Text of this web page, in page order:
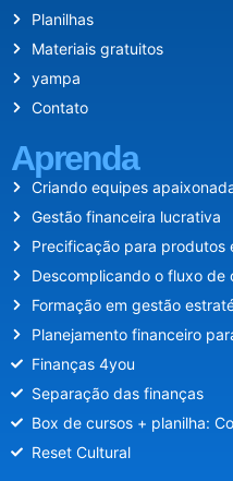
Planilhas
Materiais gratuitos
yampa
Contato
Aprenda
Criando equipes
Gestão financeira lucrativa
Precificação para produtos
Descomplicando o fluxo de
Formação em gestão
Planejamento financeiro
Finanças 4you
Separação das finanças
Box de cursos + planilha:
Reset Cultural